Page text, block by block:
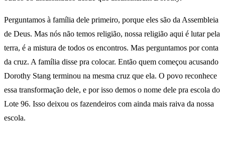
Perguntamos à família dele primeiro, porque eles são da Assembleia
de Deus. Mas nós não temos religião, nossa religião aqui é lutar pela
terra, é a mistura de todos os encontros. Mas perguntamos por conta
da cruz. A família disse pra colocar. Então quem começou acusando
Dorothy Stang terminou na mesma cruz que ela. O povo reconhece
essa transformação dele, e por isso demos o nome dele pra escola do
Lote 96. Isso deixou os fazendeiros com ainda mais raiva da nossa
escola.